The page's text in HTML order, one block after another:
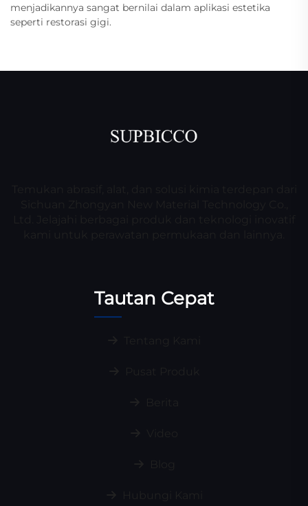
menjadikannya sangat bernilai dalam aplikasi estetika
seperti restorasi gigi.
Tautan Cepat